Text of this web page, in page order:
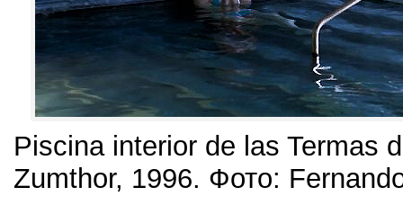
Piscina interior de las Termas
Zumthor, 1996. Фото: